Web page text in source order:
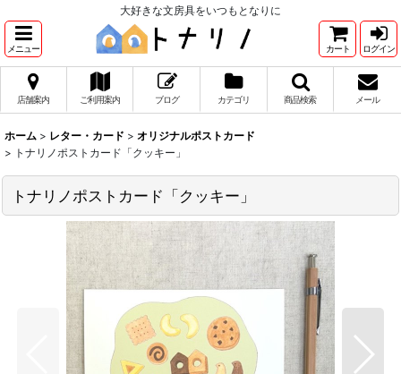
大好きな文房具をいつもとなりに
メニュー カート ログイン
店舗案内 ご利用案内 ブログ カテゴリ 商品検索 メール
ホーム > レター・カード > オリジナルポストカード
> トナリノポストカード「クッキー」
トナリノポストカード「クッキー」